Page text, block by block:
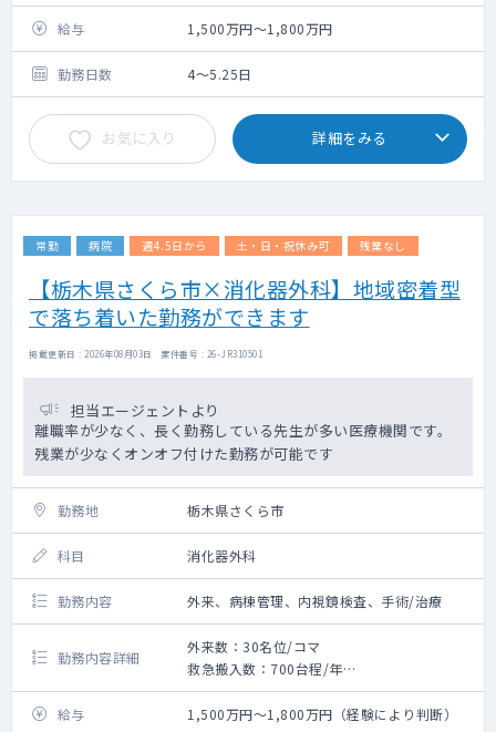
給与 1,500万円～1,800万円
勤務日数 4～5.25日
お気に入り 詳細をみる
常勤 病院 週4.5日から 土・日・祝休み可 残業なし
【栃木県さくら市×消化器外科】地域密着型
で落ち着いた勤務ができます
掲載更新日 : 2026年08月03日 案件番号 : 26-JR310501
担当エージェントより
離職率が少なく、長く勤務している先生が多い医療機関です。
残業が少なくオンオフ付けた勤務が可能です
勤務地 栃木県さくら市
科目 消化器外科
勤務内容 外来、病棟管理、内視鏡検査、手術/治療
勤務内容詳細
外来数：30名位/コマ
救急搬入数：700台程/年
手術数：12～15件/月
給与
1,500万円～1,800万円（経験により判断）